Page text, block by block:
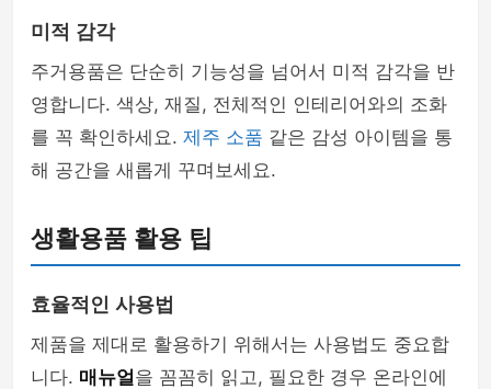
미적 감각
주거용품은 단순히 기능성을 넘어서 미적 감각을 반
영합니다. 색상, 재질, 전체적인 인테리어와의 조화
를 꼭 확인하세요. 제주 소품 같은 감성 아이템을 통
해 공간을 새롭게 꾸며보세요.
생활용품 활용 팁
효율적인 사용법
제품을 제대로 활용하기 위해서는 사용법도 중요합
니다. 매뉴얼을 꼼꼼히 읽고, 필요한 경우 온라인에